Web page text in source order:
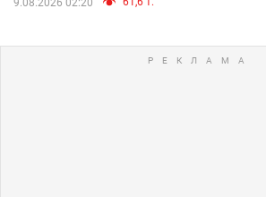
9.08.2026 02:20